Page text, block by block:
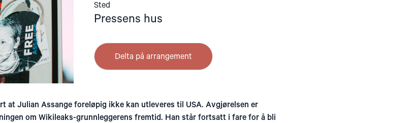
Sted
Pressens hus
Delta på arrangement
at Julian Assange foreløpig ikke kan utleveres til USA. Avgjørelsen er
om Wikileaks-grunnleggerens fremtid. Han står fortsatt i fare for å bli